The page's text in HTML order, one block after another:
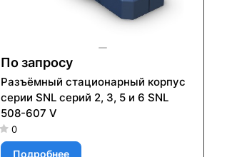
По запросу
Разъёмный стационарный корпус
серии SNL серий 2, 3, 5 и 6 SNL
508-607 V
0
Подробнее